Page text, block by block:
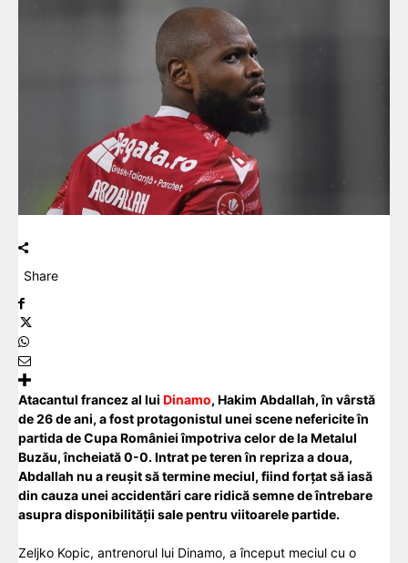
Share
Atacantul francez al lui Dinamo, Hakim Abdallah, în vârstă
de 26 de ani, a fost protagonistul unei scene nefericite în
partida de Cupa României împotriva celor de la Metalul
Buzău, încheiată 0-0. Intrat pe teren în repriza a doua,
Abdallah nu a reușit să termine meciul, fiind forțat să iasă
din cauza unei accidentări care ridică semne de întrebare
asupra disponibilității sale pentru viitoarele partide.
Zeljko Kopic, antrenorul lui Dinamo, a început meciul cu o